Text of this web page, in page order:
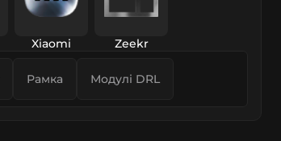
Xiaomi Zeekr
Рамка Модулі DRL